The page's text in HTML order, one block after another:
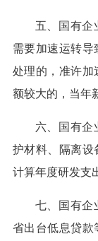
五、国有企
需要加速运转
处理的，准许加
额较大的，当年
六、国有企
护材料、隔离设
计算年度研发支
七、国有企
省出台低息贷款